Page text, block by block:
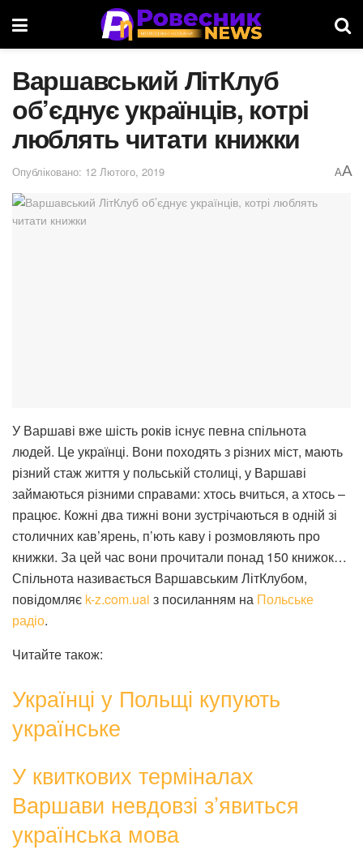
​Варшавський ЛітКлуб
об’єднує українців, котрі
люблять читати книжки
Опубліковано: 12 Лютого, 2019 AA
У Варшаві вже шість років існує певна спільнота
людей. Це українці. Вони походять з різних міст, мають
різний стаж життя у польській столиці, у Варшаві
займаються різними справами: хтось вчиться, а хтось –
працює. Кожні два тижні вони зустрічаються в одній зі
столичних кав’ярень, п’ють каву і розмовляють про
книжки. За цей час вони прочитали понад 150 книжок…
Спільнота називається Варшавським ЛітКлубом,
повідомляє k-z.com.uai з посиланням на Польське
радіо.
Читайте також:
Українці у Польщі купують
українське
У квиткових терміналах
Варшави невдовзі з’явиться
українська мова